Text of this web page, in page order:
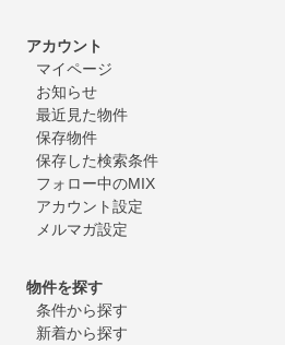
アカウント
マイページ
お知らせ
最近見た物件
保存物件
保存した検索条件
フォロー中のMIX
アカウント設定
メルマガ設定
物件を探す
条件から探す
新着から探す